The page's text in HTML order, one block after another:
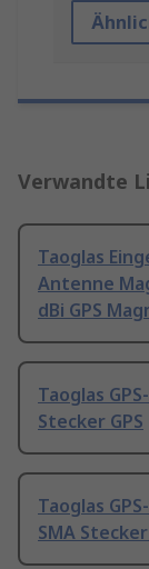
Verwandte
Taoglas
Antenne
dBi GPS
Taoglas
Stecker GPS
Taoglas
SMA Stecker